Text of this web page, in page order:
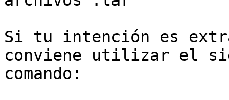
Si tu intención es
conviene utilizar el
comando: